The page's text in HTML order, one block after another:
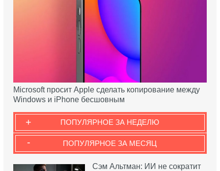
Microsoft просит Apple сделать копирование между
Windows и iPhone бесшовным
ПОПУЛЯРНОЕ ЗА НЕДЕЛЮ
+
ПОПУЛЯРНОЕ ЗА МЕСЯЦ
-
Сэм Альтман: ИИ не сократит